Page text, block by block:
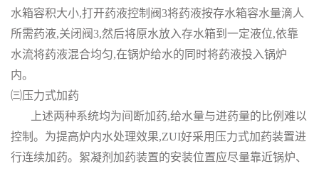
水箱容积大小,打开药液控制阀3将药液按存水箱容水量滴人
所需药液,关闭阀3,然后将原水放入存水箱到一定液位,依靠
水流将药液混合均匀,在锅炉给水的同时将药液投入锅炉
内。
㈢压力式加药
上述两种系统均为间断加药,给水量与进药量的比例难以
控制。为提高炉内水处理效果,ZUI好采用压力式加药装置进
行连续加药。絮凝剂加药装置的安装位置应尽量靠近锅炉、